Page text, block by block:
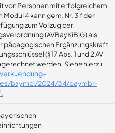
von Personen mit erfolgreichem
Modul 4 kann gem. Nr. 3 f der
zum Vollzug der
(AVBayKiBiG) als
pädagogischen Ergänzungskraft
(§ 17 Abs. 1 und 2 AV
werden. Siehe hierzu
baymbl/2024/34/baymbl-